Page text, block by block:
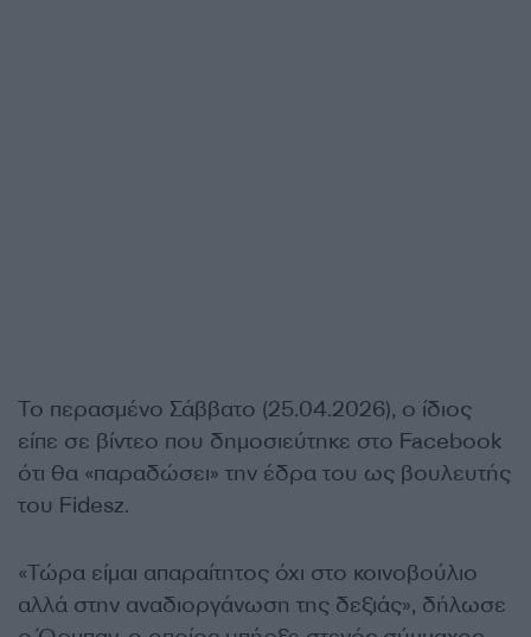
Το περασμένο Σάββατο (25.04.2026), ο ίδιος
είπε σε βίντεο που δημοσιεύτηκε στο Facebook
ότι θα «παραδώσει» την έδρα του ως βουλευτής
του Fidesz.
«Τώρα είμαι απαραίτητος όχι στο κοινοβούλιο
αλλά στην αναδιοργάνωση της δεξιάς», δήλωσε